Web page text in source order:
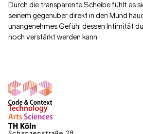
Durch die transparente Scheibe fühlt es
seinem gegenüber direkt in den Mund
unangenehmes Gefühl dessen Intimität
noch verstärkt werden kann.